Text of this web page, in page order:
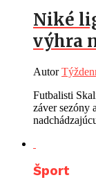
Niké
výhra
Autor
Futbalisti
záver sezóny
Šport